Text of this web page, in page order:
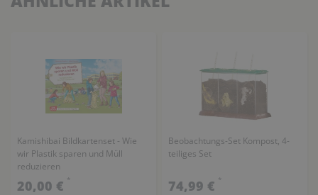
Kamishibai Bildkartenset - Wie
wir Plastik sparen und Müll
reduzieren
20,00 € *
Beobachtungs-Set Kompost, 4-
teiliges Set
74,99 € *